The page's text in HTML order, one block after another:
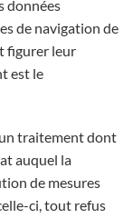
données
de navigation de
figurer leur
est le
un traitement dont
auquel la
de mesures
ci, tout refus